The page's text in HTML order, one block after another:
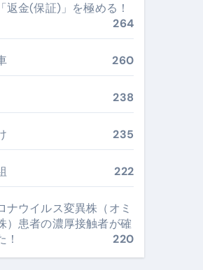
方・Q&Aまで
す快眠ガイド
選び方＆続け方ガイド
術
験
返金(保証)」を極める！
264
260
238
235
222
ナウイルス変異株（オミ
）患者の濃厚接触者が確
！
220